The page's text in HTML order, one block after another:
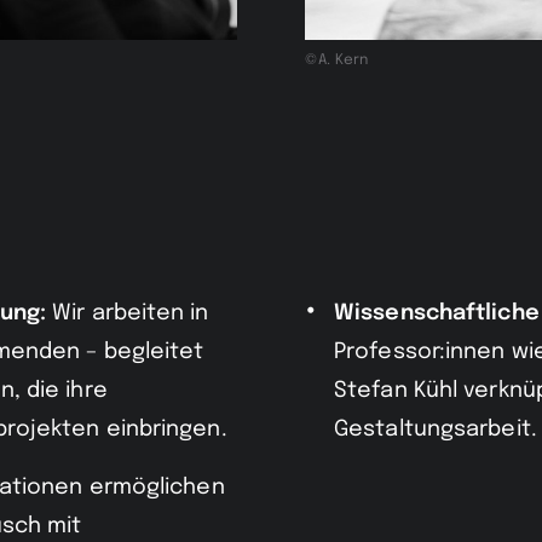
©A. Kern
Wir arbeiten in
– begleitet
die ihre
einbringen.
ermöglichen
mit
Wissenschaftliche
Professor:innen
Stefan Kühl
Gestaltungsarbeit.